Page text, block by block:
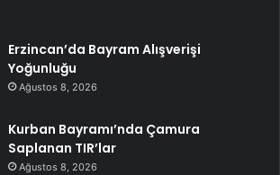
Erzincan’da Bayram Alışverişi
Yoğunluğu
Ağustos 8, 2026
Kurban Bayramı’nda Çamura
Saplanan TIR’lar
Ağustos 8, 2026